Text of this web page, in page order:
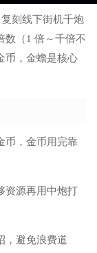
刻线下街机千炮
数（1 倍～千倍不
币，金蟾是核心
币，金币用完靠
资源再用中炮打
，避免浪费道